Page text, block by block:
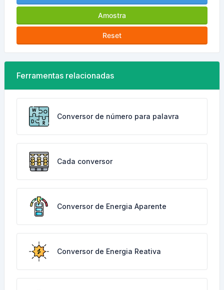
Amostra
Reset
Ferramentas relacionadas
Conversor de número para palavra
Cada conversor
Conversor de Energia Aparente
Conversor de Energia Reativa